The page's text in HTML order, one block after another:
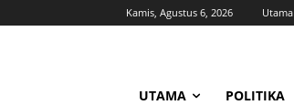
Kamis, Agustus 6, 2026 Utama
UTAMA POLITIKA